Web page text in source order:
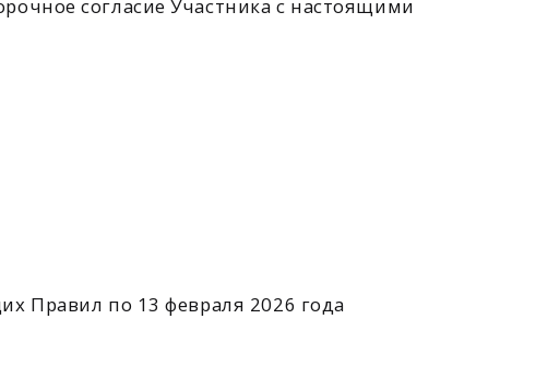
13 февраля 2026 года
Российской Федерации